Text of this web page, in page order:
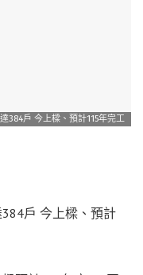
384戶 今上樑、預計115年完工